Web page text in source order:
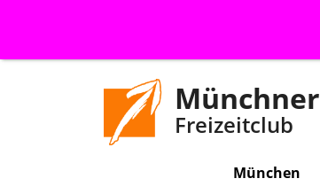
Münchner
Freizeitclub
München